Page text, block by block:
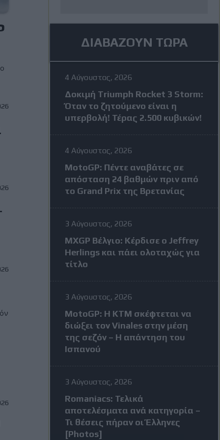
ΔΙΑΒΑΖΟΥΝ ΤΩΡΑ
4 Αύγουστος, 2026
Δοκιμή Triumph Rocket 3 Storm:
Όταν το ζητούμενο είναι η
υπερβολή! Τέρας 2.500 κυβικών!
4 Αύγουστος, 2026
MotoGP: Πέντε αναβάτες σε
απόσταση 24 βαθμών πριν από
το Grand Prix της Βρετανίας
3 Αύγουστος, 2026
MXGP Βέλγιο: Κέρδισε ο Jeffrey
Herlings και πάει ολοταχώς για
τίτλο
3 Αύγουστος, 2026
MotoGP: Η KTM σκέφτεται να
διώξει τον Vinales στην μέση
της σεζόν – Η απάντηση του
Ισπανού
3 Αύγουστος, 2026
Romaniacs: Τελικά
αποτελέσματα ανά κατηγορία –
Τι θέσεις πήραν οι Έλληνες
[Photos]